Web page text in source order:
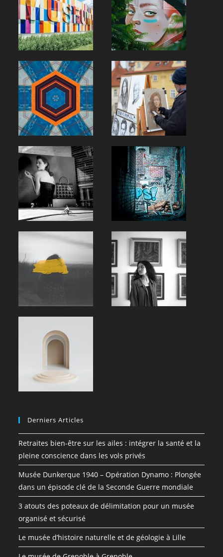
Derniers Articles
Retraites bien-être sur les ailes : intégrer la santé et la
pleine conscience dans les vols privés
Musée Dunkerque 1940 – Opération Dynamo : Plongée
dans un épisode clé de la Seconde Guerre mondiale
3 atouts des poteaux de délimitation pour un musée
organisé et sécurisé
Le musée d’histoire naturelle et de géologie à Lille